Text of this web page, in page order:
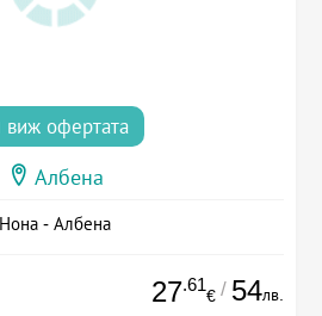
виж офертата
Албена
Нона - Албена
27.61
€ / 54лв.